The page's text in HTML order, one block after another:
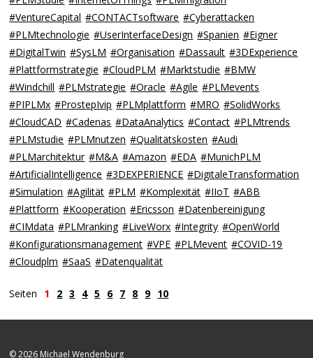
#VentureCapital #CONTACTsoftware #Cyberattacken
#PLMtechnologie #UserInterfaceDesign #Spanien #Eigner
#DigitalTwin #SysLM #Organisation #Dassault #3DExperience
#Plattformstrategie #CloudPLM #Marktstudie #BMW
#Windchill #PLMstrategie #Oracle #Agile #PLMevents
#PIPLMx #ProstepIvip #PLMplattform #MRO #SolidWorks
#CloudCAD #Cadenas #DataAnalytics #Contact #PLMtrends
#PLMstudie #PLMnutzen #Qualitätskosten #Audi
#PLMarchitektur #M&A #Amazon #EDA #MunichPLM
#ArtificialIntelligence #3DEXPERIENCE #DigitaleTransformation
#Simulation #Agilität #PLM #Komplexität #IIoT #ABB
#Plattform #Kooperation #Ericsson #Datenbereinigung
#CIMdata #PLMranking #LiveWorx #Integrity #OpenWorld
#Konfigurationsmanagement #VPE #PLMevent #COVID-19
#Cloudplm #SaaS #Datenqualität
Seiten 1 2 3 4 5 6 7 8 9 10
© 2026 Michael Wendenburg